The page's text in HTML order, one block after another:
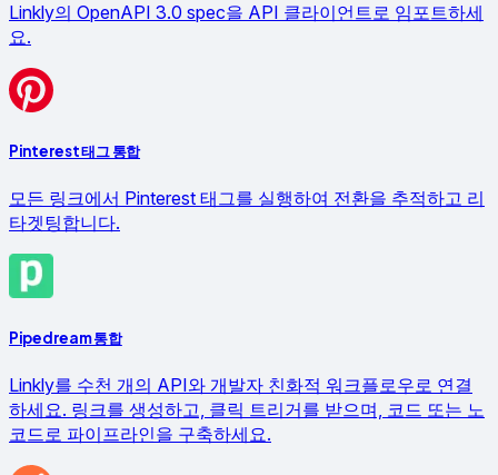
Linkly의 OpenAPI 3.0 spec을 API 클라이언트로 임포트하세
요.
Pinterest 태그 통합
모든 링크에서 Pinterest 태그를 실행하여 전환을 추적하고 리
타겟팅합니다.
Pipedream 통합
Linkly를 수천 개의 API와 개발자 친화적 워크플로우로 연결
하세요. 링크를 생성하고, 클릭 트리거를 받으며, 코드 또는 노
코드로 파이프라인을 구축하세요.